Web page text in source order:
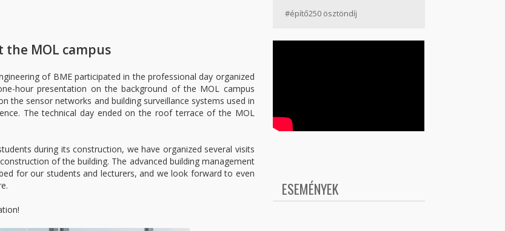
the MOL campus
of BME participated in the professional day organized
hour presentation on the background of the MOL campus
the sensor networks and building surveillance systems used in
The technical day ended on the roof terrace of the MOL
during its construction, we have organized several visits
of the building. The advanced building management
for our students and lecturers, and we look forward to even
#építő250 ösztöndíj
ESEMÉNYEK